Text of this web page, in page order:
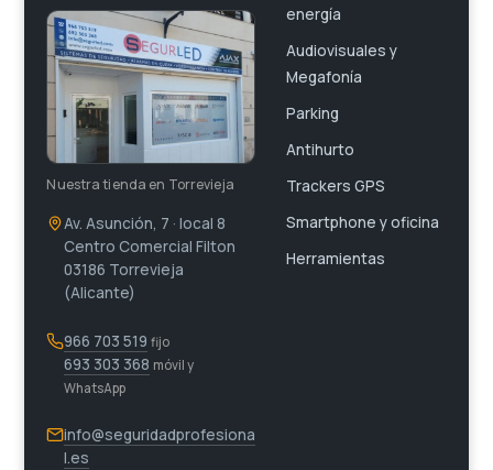
Nuestra tienda en Torrevieja
Av. Asunción, 7 · local 8
Centro Comercial Filton
03186 Torrevieja
(Alicante)
966 703 519 fijo
693 303 368 móvil y
WhatsApp
info@seguridadprofesiona
l.es
energía
Audiovisuales y
Megafonía
Parking
Antihurto
Trackers GPS
Smartphone y oficina
Herramientas